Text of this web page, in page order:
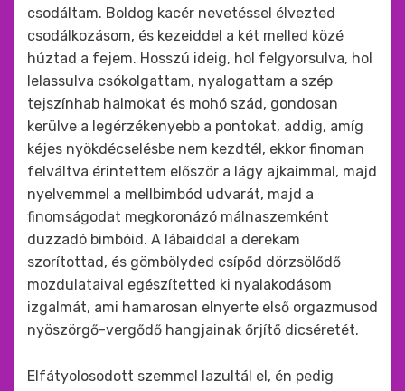
csodáltam. Boldog kacér nevetéssel élvezted
csodálkozásom, és kezeiddel a két melled közé
húztad a fejem. Hosszú ideig, hol felgyorsulva, hol
lelassulva csókolgattam, nyalogattam a szép
tejszínhab halmokat és mohó szád, gondosan
kerülve a legérzékenyebb a pontokat, addig, amíg
kéjes nyökdécselésbe nem kezdtél, ekkor finoman
felváltva érintettem először a lágy ajkaimmal, majd
nyelvemmel a mellbimbód udvarát, majd a
finomságodat megkoronázó málnaszemként
duzzadó bimbóid. A lábaiddal a derekam
szorítottad, és gömbölyded csípőd dörzsölődő
mozdulataival egészítetted ki nyalakodásom
izgalmát, ami hamarosan elnyerte első orgazmusod
nyöszörgő-vergődő hangjainak őrjítő dicséretét.
Elfátyolosodott szemmel lazultál el, én pedig